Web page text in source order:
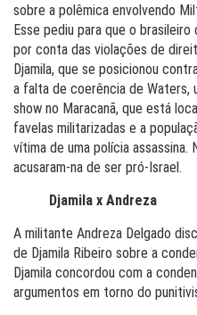
sobre a polêmica envolvendo
Esse pediu para que o
por conta das violações de
Djamila, que se posicionou
a falta de coerência de Waters,
show no Maracanã, que está
favelas militarizadas e a
vítima de uma polícia assassina.
acusaram-na de ser pró-Israel.
Djamila x Andreza
A militante Andreza Delgado
de Djamila Ribeiro sobre a
Djamila concordou com a
argumentos em torno do